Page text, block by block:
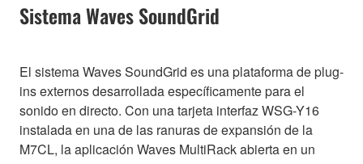
Sistema Waves SoundGrid
El sistema Waves SoundGrid es una plataforma de plug-
ins externos desarrollada específicamente para el
sonido en directo. Con una tarjeta interfaz WSG-Y16
instalada en una de las ranuras de expansión de la
M7CL, la aplicación Waves MultiRack abierta en un